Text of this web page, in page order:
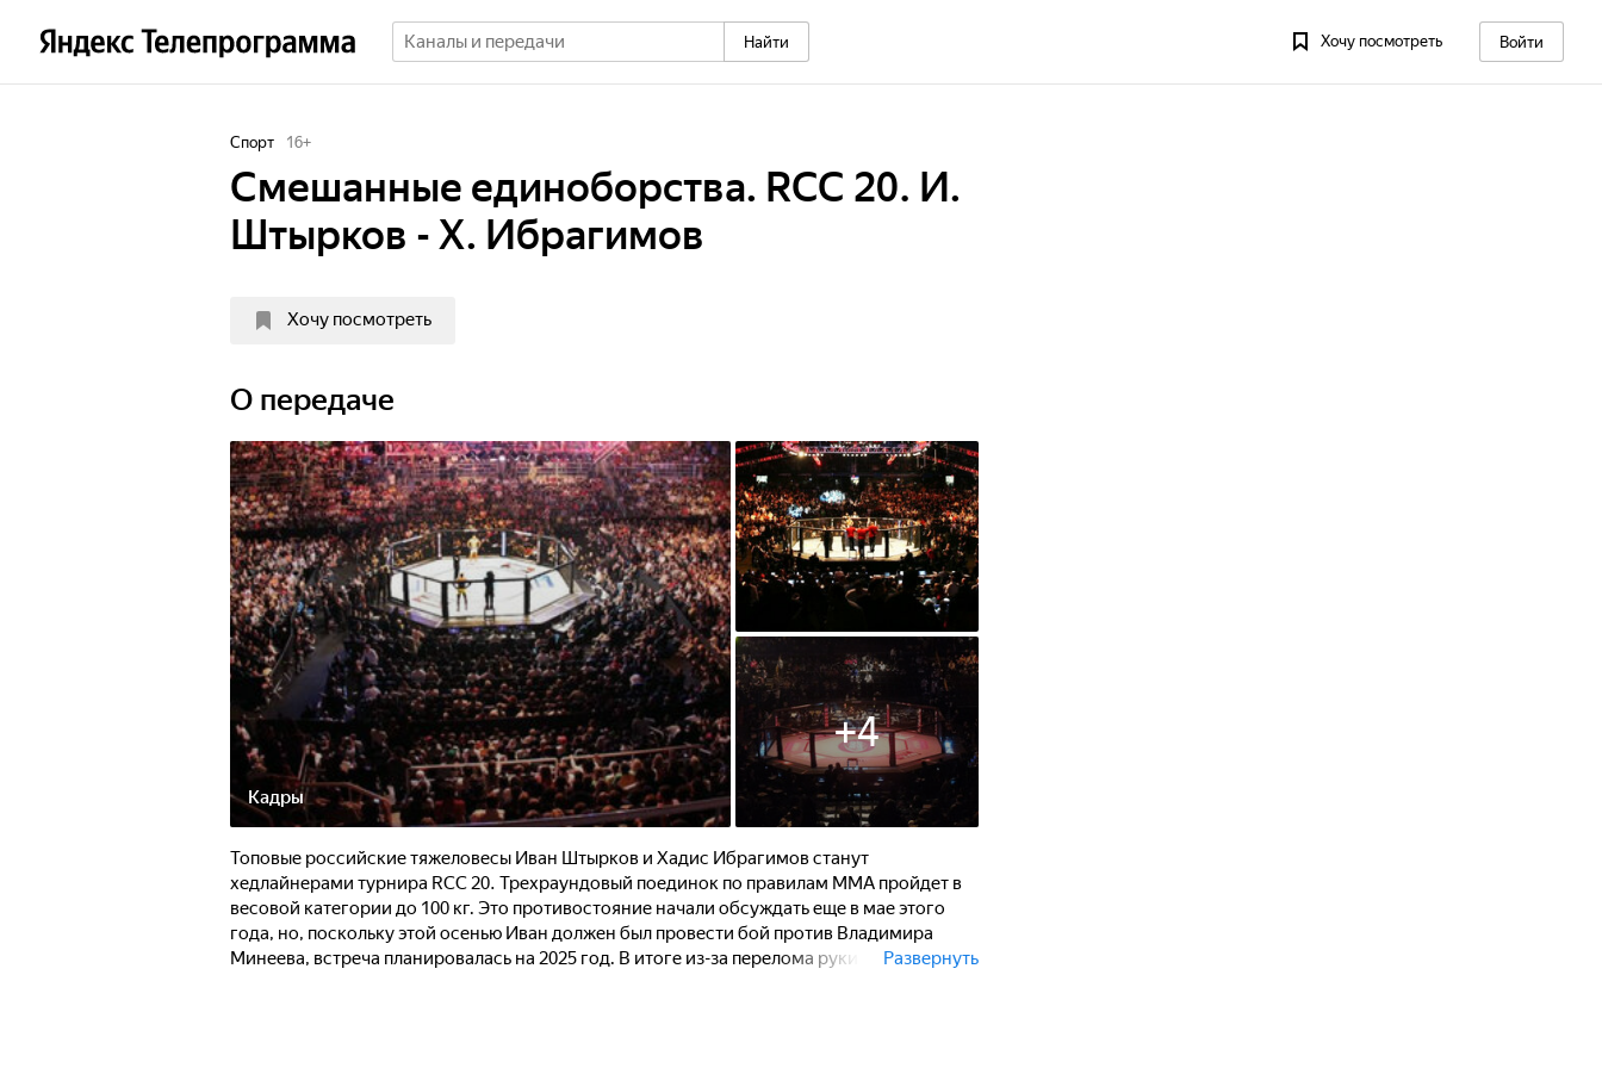
Найти Хочу посмотреть Войти
Спорт 16+
Смешанные единоборства. RCC 20. И.
Штырков - Х. Ибрагимов
Хочу посмотреть
О передаче
Кадры
+4
Топовые российские тяжеловесы Иван Штырков и Хадис Ибрагимов станут
хедлайнерами турнира RCC 20. Трехраундовый поединок по правилам ММА пройдет в
весовой категории до 100 кг. Это противостояние начали обсуждать еще в мае этого
года, но, поскольку этой осенью Иван должен был провести бой против Владимира
Минеева, встреча планировалась на 2025 год. В итоге из-за перелома руки у Волжанина
Развернуть